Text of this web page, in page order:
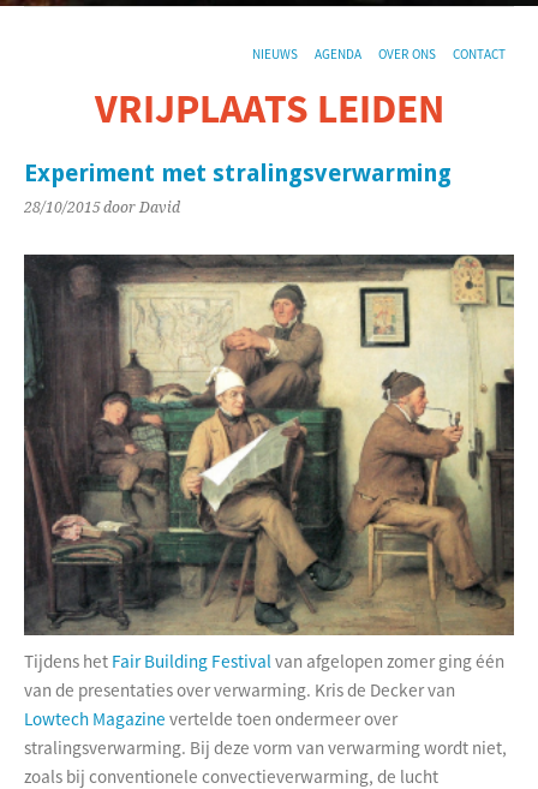
NIEUWS AGENDA OVER ONS CONTACT
VRIJPLAATS LEIDEN
Experiment met stralingsverwarming
28/10/2015door David
Tijdens het Fair Building Festivalvan afgelopen zomer ging één
van de presentaties over verwarming. Kris de Decker van
Lowtech Magazine vertelde toen ondermeer over
stralingsverwarming. Bij deze vorm van verwarming wordt niet,
zoals bij conventionele convectieverwarming, de lucht